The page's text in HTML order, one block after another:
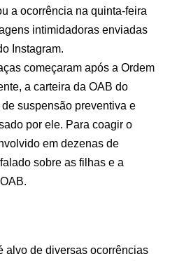
a ocorrência na quinta-feira
intimidadoras enviadas
Instagram.
começaram após a Ordem
a carteira da OAB do
suspensão preventiva e
por ele. Para coagir o
em dezenas de
sobre as filhas e a
alvo de diversas ocorrências